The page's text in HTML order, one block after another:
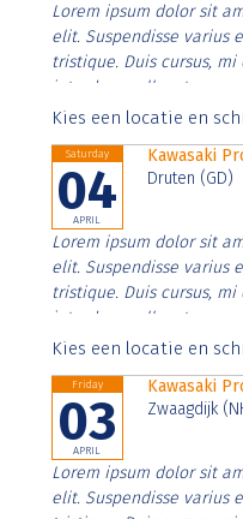
Lorem ipsum dolor sit
elit. Suspendisse varius
tristique. Duis cursus,
interdum nulla, ut
Aenean faucibus nibh
Kies een locatie en
Saturday
04
APRIL
Kawasaki
Druten (GD)
Lorem ipsum dolor sit
elit. Suspendisse varius
tristique. Duis cursus,
interdum nulla, ut
Aenean faucibus nibh
Kies een locatie en
Friday
03
APRIL
Kawasaki
Zwaagdijk
Lorem ipsum dolor sit
elit. Suspendisse varius